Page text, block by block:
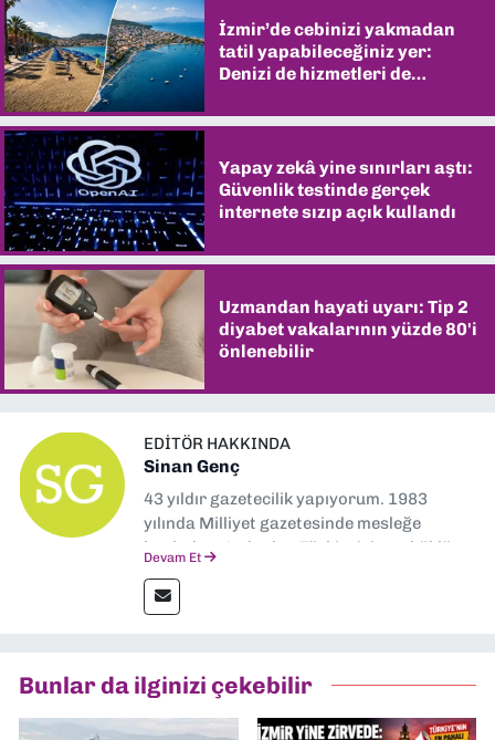
İzmir’de cebinizi yakmadan
tatil yapabileceğiniz yer:
Denizi de hizmetleri de
Yapay zekâ yine sınırları aştı:
Güvenlik testinde gerçek
internete sızıp açık kullandı
Uzmandan hayati uyarı: Tip 2
diyabet vakalarının yüzde 80'i
önlenebilir
EDITÖR HAKKINDA
Sinan Genç
43 yıldır gazetecilik yapıyorum. 1983
yılında Milliyet gazetesinde mesleğe
başladım. Ardından Türkiye’nin en köklü
muhabir, editör, müdür yardımcısı ve spor
müdürü olarak görev yaptım. Ayrıca Yeni
Gazetesi'nde editörlük yapıyorum
Devam Et
Bunlar da ilginizi çekebilir